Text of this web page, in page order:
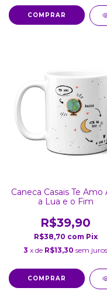
COMPRAR
Caneca Casais Te Amo
a Lua e o Fim
R$39,90
R$38,70 com Pix
3 x de R$13,30 sem juros
COMPRAR